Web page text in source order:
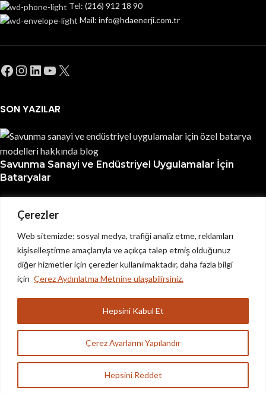
Çerezler
Web sitemizde; sosyal medya, trafiği analiz etme, reklamları
kişiselleştirme amaçlarıyla ve açıkça talep etmiş olduğunuz
diğer hizmetler için çerezler kullanılmaktadır, daha fazla bilgi
için Çerez Aydınlatma Metnine ulaşabilirsiniz.
Çerez Ayarlarını Yapılandır
Hepsini Reddet
Hepsini Kabul Et
Tel: (216) 912 18 90
Mail: info@hdaenerji.com.tr
SON YAZILAR
Savunma Sanayi ve Endüstriyel Uygulamalar İçin
Bataryalar
IoT Uygulamaları İçin Yüksek Performanslı Piller
21 Ekim 2024
1 yorum
© 2025
HDA Enerji Tüm Hakları Saklıdır.